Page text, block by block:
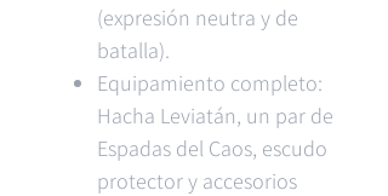
(expresión neutra y de
batalla).
Equipamiento completo:
Hacha Leviatán, un par de
Espadas del Caos, escudo
protector y accesorios